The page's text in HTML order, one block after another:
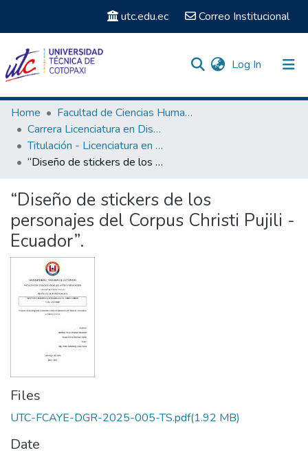
utc.edu.ec Correo Institucional
Log In (current)
Communities & Collections
Search
Statistics
Home
Facultad de Ciencias Humanas y Educación
Carrera Licenciatura en Diseño Gráfico
Titulación - Licenciatura en Diseño Gráfico
“Diseño de stickers de los personajes del Corpus Christi Pujili - Ecuador”.
“Diseño de stickers de los
personajes del Corpus Christi Pujili -
Ecuador”.
Files
UTC-FCAYE-DGR-2025-005-TS.pdf(1.92 MB)
Date